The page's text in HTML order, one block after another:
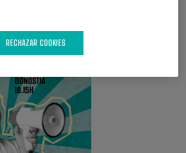
RECHAZAR COOKIES